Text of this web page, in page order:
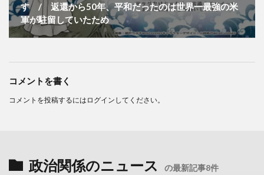
す / 返還から50年、平和だったのは世界一最強の米
軍が駐留していたため
コメントを書く
コメントを投稿するには ログイン してください。
政治関係のニュース の最新記事8件